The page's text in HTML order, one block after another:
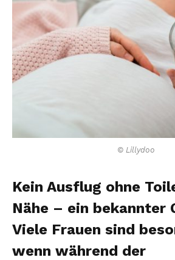
© Lillydoo
Kein Ausflug ohne
Nähe – ein bekannter
Viele Frauen sind
wenn während der